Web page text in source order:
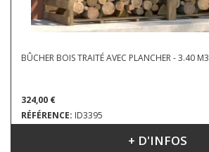
BÛCHER BOIS TRAITÉ AVEC PLANCHER - 3.40 M3
324,00 €
RÉFÉRENCE: ID3395
DIMENSIONS : 2.38 X 0.82 X 1.74 M+ D'INFOS